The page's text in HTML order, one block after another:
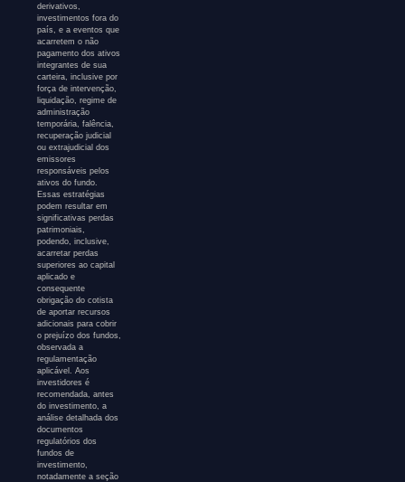
derivativos,
investimentos fora do
país, e a eventos que
acarretem o não
pagamento dos ativos
integrantes de sua
carteira, inclusive por
força de intervenção,
liquidação, regime de
administração
temporária, falência,
recuperação judicial
ou extrajudicial dos
emissores
responsáveis pelos
ativos do fundo.
Essas estratégias
podem resultar em
significativas perdas
patrimoniais,
podendo, inclusive,
acarretar perdas
superiores ao capital
aplicado e
consequente
obrigação do cotista
de aportar recursos
adicionais para cobrir
o prejuízo dos fundos,
observada a
regulamentação
aplicável. Aos
investidores é
recomendada, antes
do investimento, a
análise detalhada dos
documentos
regulatórios dos
fundos de
investimento,
notadamente a seção